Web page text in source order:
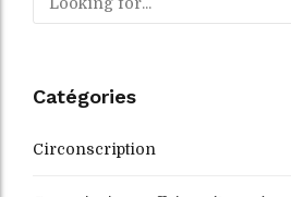
Catégories
Circonscription